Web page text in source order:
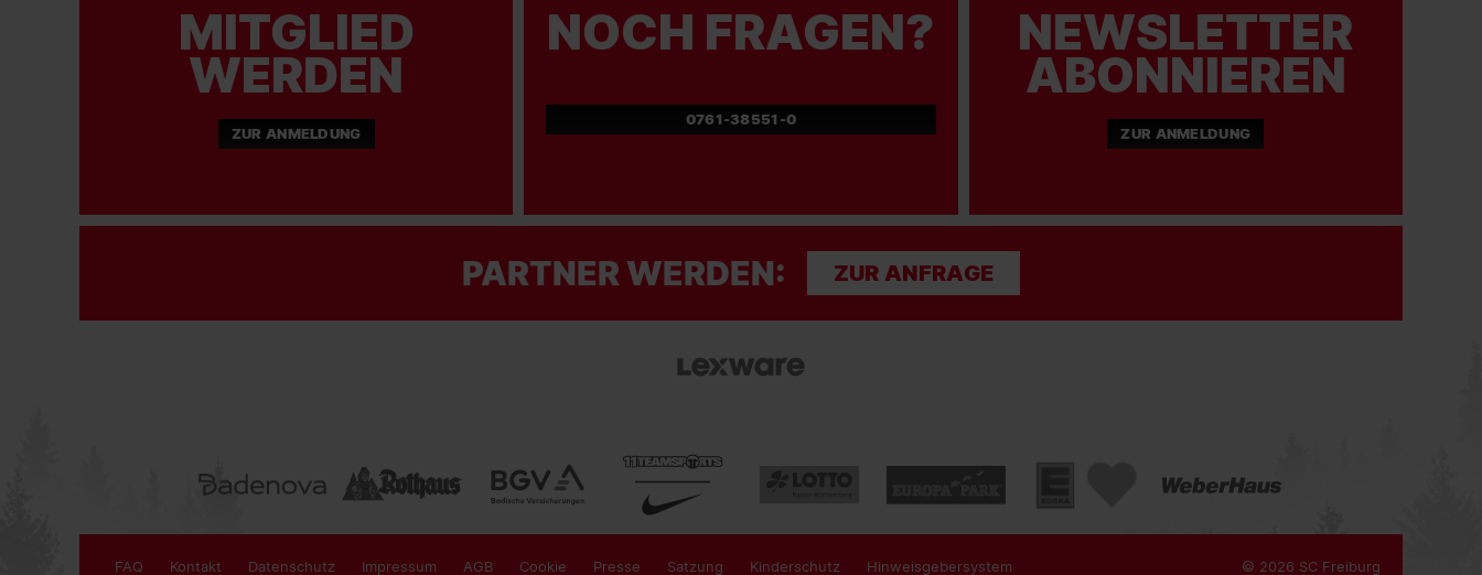
MITGLIED
WERDEN
ZUR ANMELDUNG
NOCH FRAGEN?
0761-38551-0
NEWSLETTER
ABONNIEREN
ZUR ANMELDUNG
PARTNER WERDEN: ZUR ANFRAGE
FAQ Kontakt Datenschutz Impressum AGB Cookie Presse Satzung Kinderschutz Hinweisgebersystem © 2026 SC Freiburg